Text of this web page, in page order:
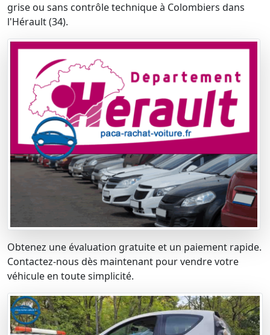
grise ou sans contrôle technique à Colombiers dans
l'Hérault (34).
Obtenez une évaluation gratuite et un paiement rapide.
Contactez-nous dès maintenant pour vendre votre
véhicule en toute simplicité.